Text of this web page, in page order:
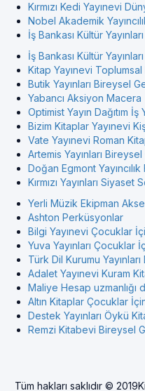
Kırmızı Kedi Yayınevi
Nobel Akademik
İş Bankası Kültür
İş Bankası Kültür
Kitap Yayınevi
Butik Yayınları Bireysel
Yabancı Aksiyon Macera
Optimist Yayın Dağıtım İş
Bizim Kitaplar Yayınevi
Vate Yayınevi Roman
Artemis Yayınları
Doğan Egmont
Kırmızı Yayınları Siyaset
Yerli Müzik Ekipman
Ashton Perküsyonlar
Bilgi Yayınevi Çocuklar
Yuva Yayınları Çocuklar
Türk Dil Kurumu
Adalet Yayınevi Kuram
Maliye Hesap uzmanlığı
Altın Kitaplar Çocuklar
Destek Yayınları Öykü
Remzi Kitabevi Bireysel
Tüm hakları saklıdır ©